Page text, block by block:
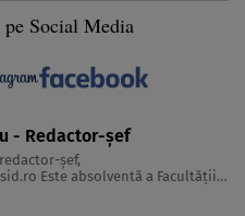
Social Media
- Redactor-șef
redactor-șef,
Este absolventă a Facultăţii
Comunicării şi deţine o diplomă